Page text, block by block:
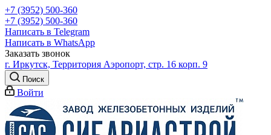
+7 (3952) 500-360
+7 (3952) 500-360
Написать в Telegram
Написать в WhatsApp
Заказать звонок
г. Иркутск, Территория Аэропорт, стр. 16 корп. 9
Поиск
Войти